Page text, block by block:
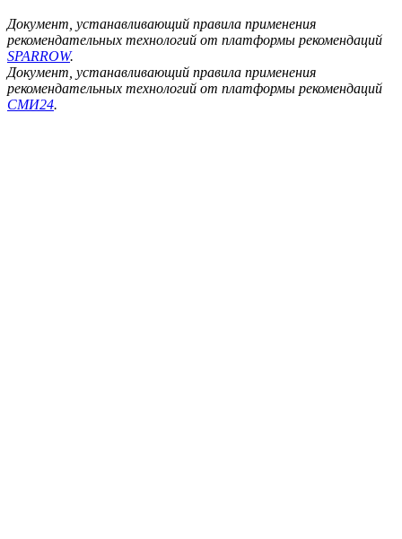
Документ, устанавливающий правила применения
рекомендательных технологий от платформы рекомендаций
SPARROW.
Документ, устанавливающий правила применения
рекомендательных технологий от платформы рекомендаций
СМИ24.